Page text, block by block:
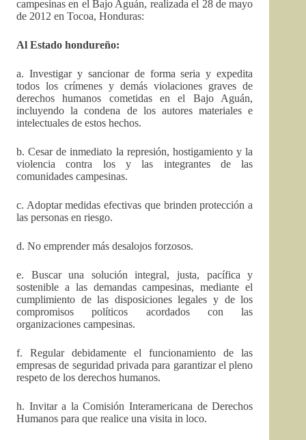
campesinas en el Bajo Aguán, realizada el 28 de mayo
de 2012 en Tocoa, Honduras:
Al Estado hondureño:
a. Investigar y sancionar de forma seria y expedita
todos los crímenes y demás violaciones graves de
derechos humanos cometidas en el Bajo Aguán,
incluyendo la condena de los autores materiales e
intelectuales de estos hechos.
b. Cesar de inmediato la represión, hostigamiento y la
violencia contra los y las integrantes de las
comunidades campesinas.
c. Adoptar medidas efectivas que brinden protección a
las personas en riesgo.
d. No emprender más desalojos forzosos.
e. Buscar una solución integral, justa, pacífica y
sostenible a las demandas campesinas, mediante el
cumplimiento de las disposiciones legales y de los
compromisos políticos acordados con las
organizaciones campesinas.
f. Regular debidamente el funcionamiento de las
empresas de seguridad privada para garantizar el pleno
respeto de los derechos humanos.
h. Invitar a la Comisión Interamericana de Derechos
Humanos para que realice una visita in loco.